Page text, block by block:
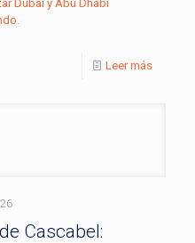
Dubái y Abu Dhabi
.
Leer más
Cascabel: